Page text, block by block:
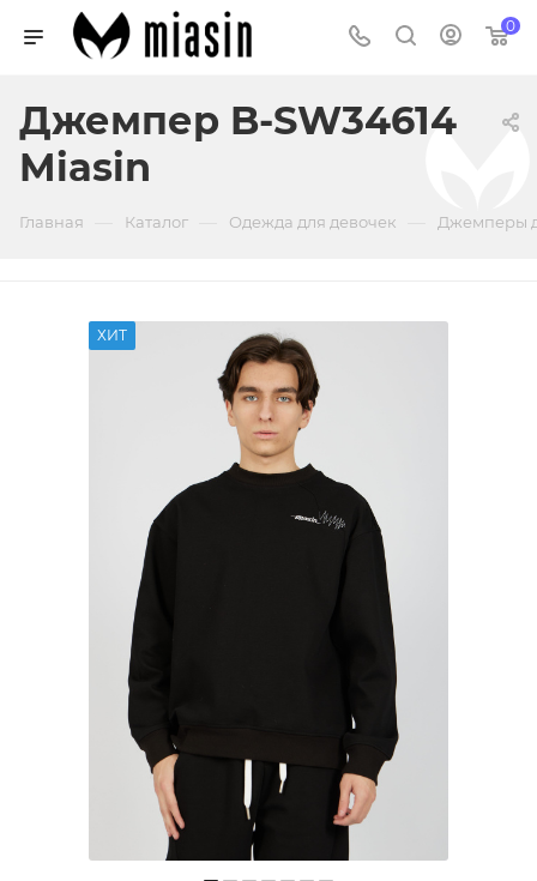
0
Джемпер B-SW34614
Miasin
Главная Каталог Одежда для девочек Джемперы
ХИТ